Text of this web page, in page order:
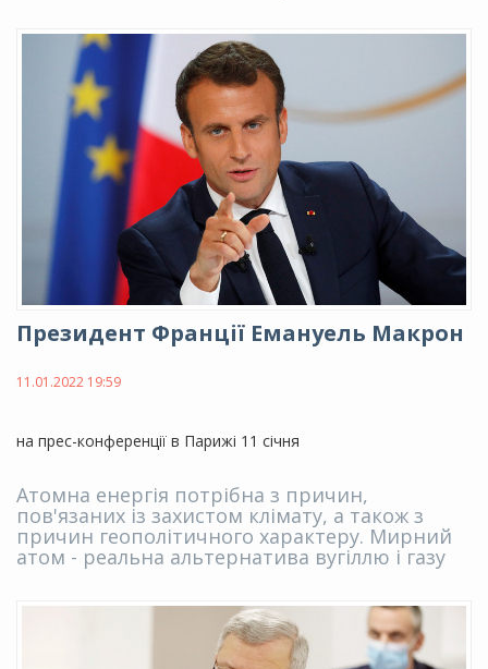
Президент Франції Емануель Макрон
11.01.2022 19:59
на прес-конференції в Парижі 11 січня
Атомна енергія потрібна з причин,
пов'язаних із захистом клімату, а також з
причин геополітичного характеру. Мирний
атом - реальна альтернатива вугіллю і газу